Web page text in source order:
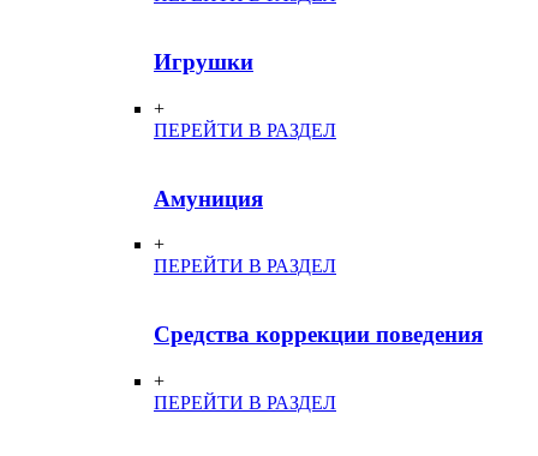
Игрушки
+
ПЕРЕЙТИ В РАЗДЕЛ
Амуниция
+
ПЕРЕЙТИ В РАЗДЕЛ
Средства коррекции поведения
+
ПЕРЕЙТИ В РАЗДЕЛ